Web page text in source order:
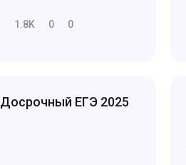
1.8K 0 0
Досрочный ЕГЭ 2025